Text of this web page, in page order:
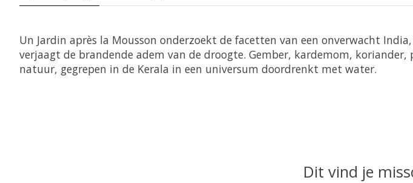
Un Jardin après la Mousson onderzoekt de facetten van een onverwacht
verjaagt de brandende adem van de droogte. Gember, kardemom,
natuur, gegrepen in de Kerala in een universum doordrenkt met water.
Dit vind je